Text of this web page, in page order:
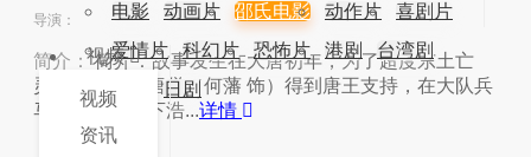
电影 动画片 邵氏电影 动作片
喜剧片
爱情片
科幻片 恐怖片 港剧
台湾剧
韩剧
日剧
视频
视频
资讯
导演：
简介： 简介：故事发生在大唐初年，为了超度东土亡
灵，一代高僧唐僧（何藩 饰）得到唐王支持，在大队兵
马随从的护送下浩...详情